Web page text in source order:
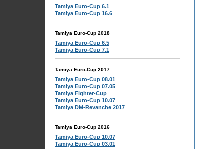
Tamiya Euro-Cup 6.1
Tamiya Euro-Cup 16.6
Tamiya Euro-Cup 2018
Tamiya Euro-Cup 6.5
Tamiya Euro-Cup 7.1
Tamiya Euro-Cup 2017
Tamiya Euro-Cup 08.01
Tamiya Euro-Cup 07.05
Tamiya Fighter-Cup
Tamiya Euro-Cup 10.07
Tamiya DM-Revanche 2017
Tamiya Euro-Cup 2016
Tamiya Euro-Cup 10.07
Tamiya Euro-Cup 03.01